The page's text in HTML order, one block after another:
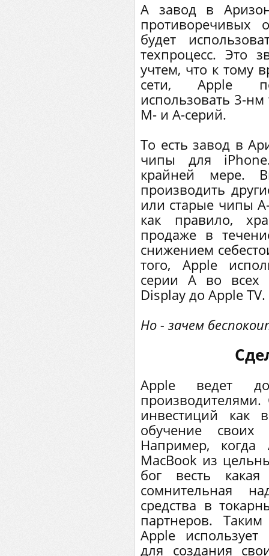
А завод в
противоречивых
будет
техпроцесс. Это
учтем, что к тому
сети, Apple
использовать 3-
M- и A-серий.
То есть завод в
чипы для
крайней мере.
производить
или старые чипы
как правило,
продаже в
снижением
того, Apple
серии A во всех
Display до Apple TV.
Но - зачем
Apple ведет
инвестиций как
обучение своих
Например, когда
MacBook из
бог весть
сомнительная
средства в
партнеров.
Apple использует
для создания